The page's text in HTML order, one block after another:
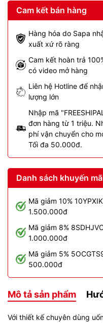
Cam kết bán hàng
Hàng hóa do Sapa
xuất xứ rõ ràng
Cam kết hoàn trả
có video mở hàng
Liên hệ Hotline để
lượng lớn
Nhập mã
đơn hàng từ 1 triệu.
phí vận chuyển cho
Tối đa 50.000đ.
Danh sách khuyến
Mã giảm 10%
1.500.000đ
Mã giảm 8%
1.000.000đ
Mã giảm 5%
500.000đ
Mô tả sản phẩm
Với thiết kế chuyên dùng